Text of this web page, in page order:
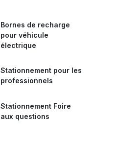
Bornes de recharge
pour véhicule
électrique
Stationnement pour les
professionnels
Stationnement Foire
aux questions